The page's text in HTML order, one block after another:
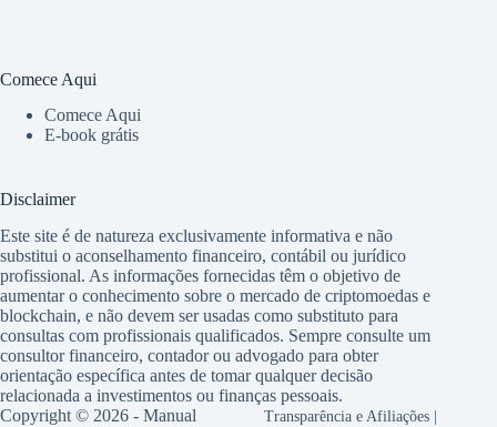
Comece Aqui
Comece Aqui
E-book grátis
Disclaimer
Este site é de natureza exclusivamente informativa e não
substitui o aconselhamento financeiro, contábil ou jurídico
profissional. As informações fornecidas têm o objetivo de
aumentar o conhecimento sobre o mercado de criptomoedas e
blockchain, e não devem ser usadas como substituto para
consultas com profissionais qualificados. Sempre consulte um
consultor financeiro, contador ou advogado para obter
orientação específica antes de tomar qualquer decisão
relacionada a investimentos ou finanças pessoais.
Copyright © 2026 - Manual
Transparência e Afiliações |